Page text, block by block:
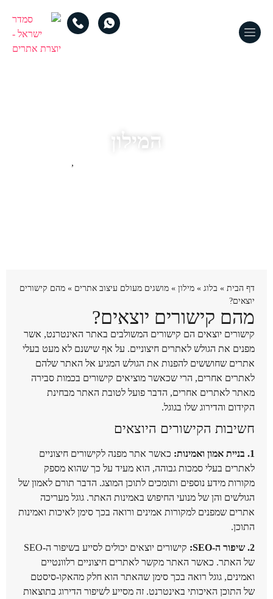
המילון
,
דף הבית » בלוג » מילון » מושגים מעולם עיצוב אתרים » מהם קישורים
יוצאים?
מהם קישורים יוצאים?
קישורים יוצאים הם קישורים המשולבים באתר האינטרנט, אשר
מפנים את הגולש לאתרים חיצוניים. על אף שישנם לא מעט בעלי
אתרים שחוששים להפנות את הגולש המגיע אל האתר שלהם
לאתרים אחרים, הרי שכאשר מוציאים קישורים בכמות סבירה
מאתר לאתרים אחרים, הדבר פועל לטובת האתר מבחינת
הקידום והדירוג שלו בגוגל.
חשיבות הקישורים היוצאים
1. בניית אמון ואמינות:
כאשר אתר מפנה לקישורים חיצוניים
לאתרים בעלי סמכות גבוהה, הוא מעיד על כך שהוא מספק
מקורות מידע נוספים ותומכים לתוכן המוצג. הדבר תורם לאמון של
הגולשים והן של מנועי החיפוש באמינות האתר. גוגל מעריכה
אתרים שמפנים למקורות אמינים ורואה בכך סימן לאיכות ואמינות
התוכן.
2. שיפור ה-SEO:
קישורים יוצאים יכולים לסייע בשיפור ה-SEO
של האתר. כאשר האתר מקשר לאתרים חיצוניים רלוונטיים
ואמינים, גוגל רואה בכך סימן שהאתר הוא חלק מהאקו-סיסטם
של התוכן האיכותי באינטרנט. זה מסייע לשיפור הדירוג בתוצאות